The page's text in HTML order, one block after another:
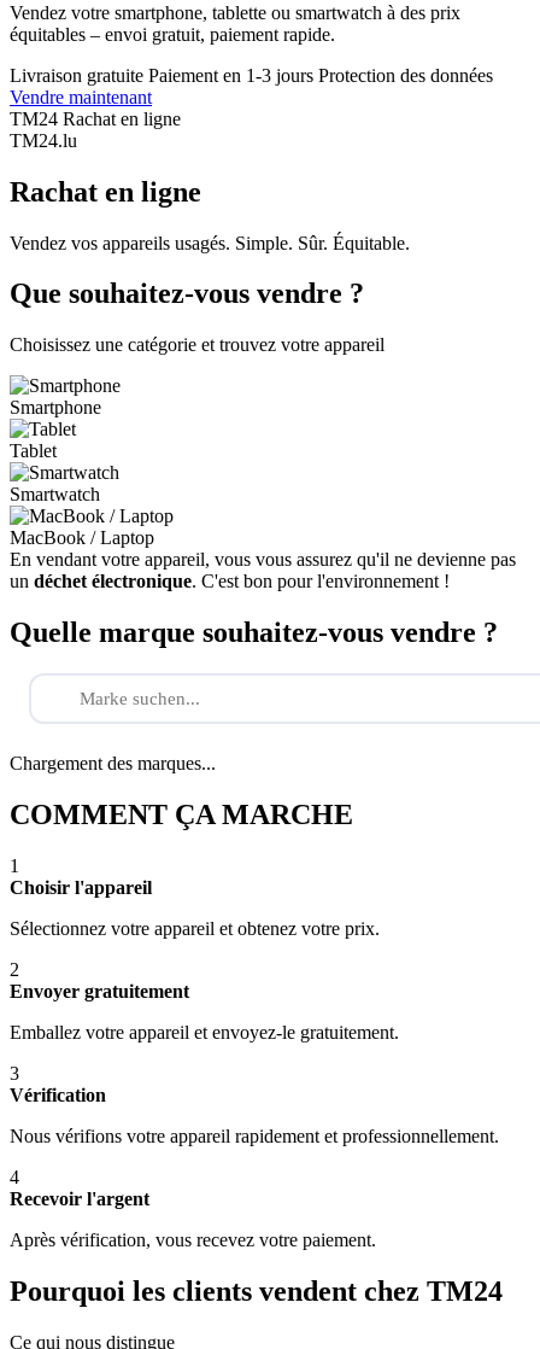
Vendez votre smartphone, tablette ou smartwatch à des prix
équitables – envoi gratuit, paiement rapide.
Livraison gratuite Paiement en 1-3 jours Protection des données
Vendre maintenant
TM24 Rachat en ligne
TM24.lu
Rachat en ligne
Vendez vos appareils usagés. Simple. Sûr. Équitable.
Que souhaitez-vous vendre ?
Choisissez une catégorie et trouvez votre appareil
Smartphone
Tablet
Smartwatch
MacBook / Laptop
En vendant votre appareil, vous vous assurez qu'il ne devienne pas
un déchet électronique. C'est bon pour l'environnement !
Quelle marque souhaitez-vous vendre ?
Chargement des marques...
COMMENT ÇA MARCHE
1
Choisir l'appareil
Sélectionnez votre appareil et obtenez votre prix.
2
Envoyer gratuitement
Emballez votre appareil et envoyez-le gratuitement.
3
Vérification
Nous vérifions votre appareil rapidement et professionnellement.
4
Recevoir l'argent
Après vérification, vous recevez votre paiement.
Pourquoi les clients vendent chez TM24
Ce qui nous distingue